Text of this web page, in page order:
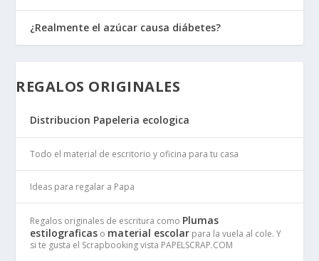
¿Realmente el azúcar causa diábetes?
REGALOS ORIGINALES
Distribucion Papeleria ecologica
Todo el material de escritorio y oficina para tu casa
Ideas para regalar a Papa
Regalos originales de escritura como Plumas
estilograficas o material escolar para la vuela al cole. Y
si te gusta el Scrapbooking vista PAPELSCRAP.COM